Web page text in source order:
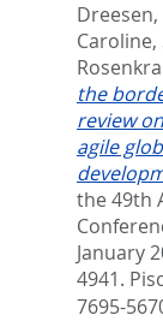
Dreesen,
Caroline,
the
review
agile
the 49th
January
4941.
7695-